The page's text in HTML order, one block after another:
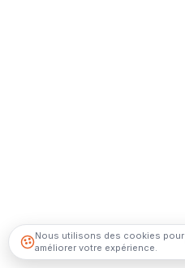
Nous utilisons des cookies pour
améliorer votre expérience.